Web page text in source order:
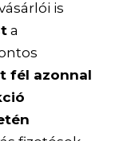
is
a
fél azonnal